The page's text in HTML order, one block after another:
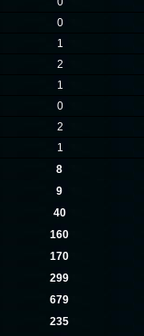
0
1
2
1
0
2
1
8
9
40
160
170
299
679
235